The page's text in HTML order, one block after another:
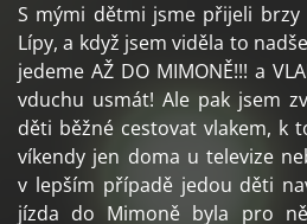
S mými dětmi jsme přijeli brzy
Lípy, a když jsem viděla to
jedeme AŽ DO MIMONĚ!!! a
vduchu usmát! Ale pak jsem
děti běžné cestovat vlakem, k
víkendy jen doma u televize
v lepším případě jedou děti
jízda do Mimoně byla pro